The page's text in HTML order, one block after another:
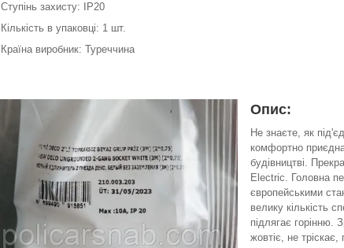
Ступінь захисту: IP20
Кількість в упаковці: 1 шт.
Країна виробник: Туреччина
Опис:
Не знаєте, як
комфортно
будівництві.
Electric. Головна
європейськими
велику кількість
підлягає горінню.
жовтіє, не